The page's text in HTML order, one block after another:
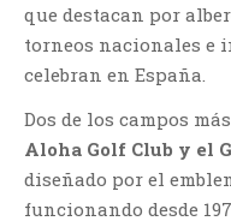
que destacan por
torneos nacionales e
celebran en España.
Dos de los campos
Aloha Golf Club y el
diseñado por el
funcionando desde